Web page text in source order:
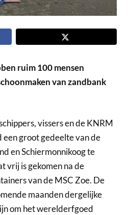
ruim 100 mensen
van zandbank
vissers en de KNRM
groot gedeelte van de
en Schiermonnikoog te
vrij is gekomen na de
van de MSC Zoe. De
maanden dergelijke
om het werelderfgoed